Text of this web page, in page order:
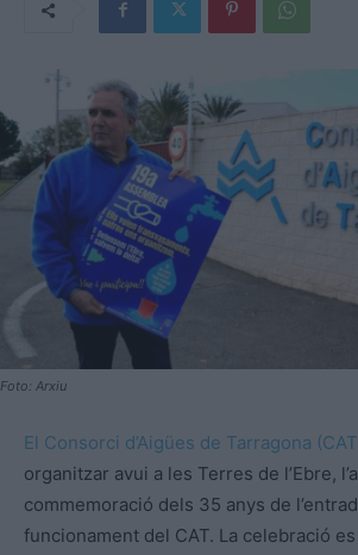
Foto: Arxiu
El Consorci d’Aigües de Tarragona
organitzar avui a les Terres de l’Ebre,
commemoració dels 35 anys de
funcionament del CAT. La celebració